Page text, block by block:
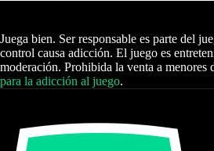
Juega bien. Ser responsable es parte del
control causa adicción. El juego es
moderación. Prohibida la venta a menores
para la adicción al juego.